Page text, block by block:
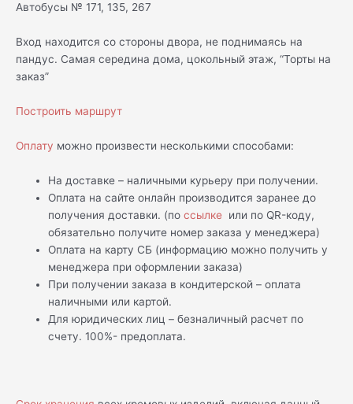
Автобусы № 171, 135, 267
Вход находится со стороны двора, не поднимаясь на
пандус. Самая середина дома, цокольный этаж, “Торты на
заказ”
Построить маршрут
Оплату можно произвести несколькими способами:
На доставке – наличными курьеру при получении.
Оплата на сайте онлайн производится заранее до
получения доставки. (поссылке или по QR-коду,
обязательно получите номер заказа у менеджера)
Оплата на карту СБ (информацию можно получить у
менеджера при оформлении заказа)
При получении заказа в кондитерской – оплата
наличными или картой.
Для юридических лиц – безналичный расчет по
счету. 100%- предоплата.